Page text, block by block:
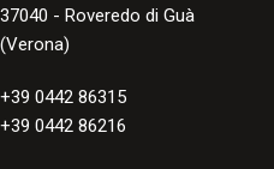
37040 - Roveredo di Guà
(Verona)
+39 0442 86315
+39 0442 86216